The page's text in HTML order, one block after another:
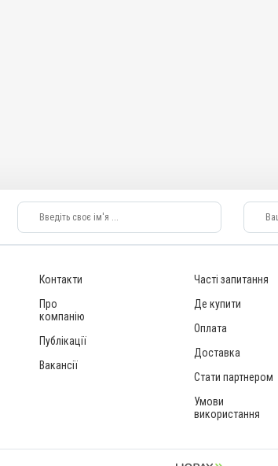
Контакти
Про
компанію
Публікації
Вакансії
Часті запитання
Де купити
Оплата
Доставка
Стати партнером
Умови
використання